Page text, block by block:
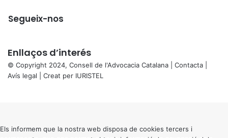
Segueix-nos
Enllaços d’interés
© Copyright 2024, Consell de l'Advocacia Catalana | Contacta
Avís legal | Creat per IURISTEL
button
Els informem que la nostra web disposa de cookies tercers i